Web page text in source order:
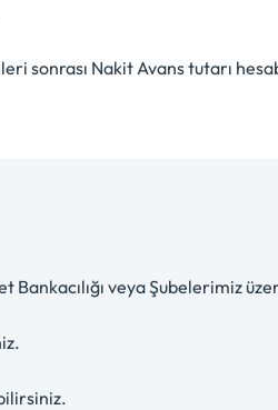
Nakit Avans tutarı
veya Şubelerimiz